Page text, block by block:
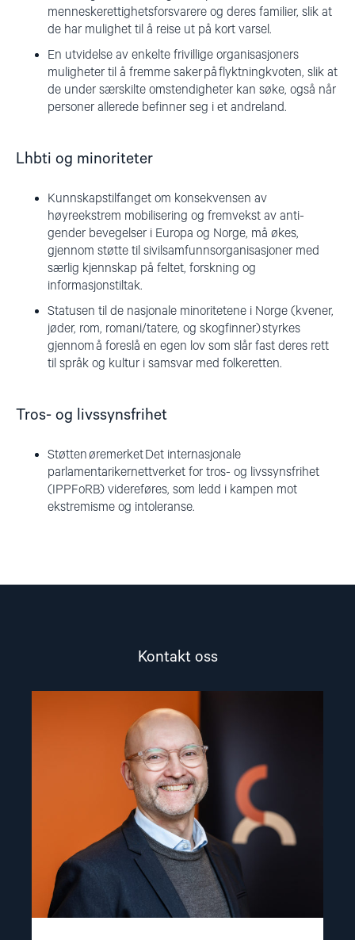
menneskerettighetsforsvarere og deres familier, slik at
de har mulighet til å reise ut på kort varsel.
En utvidelse av enkelte frivillige organisasjoners
muligheter til å fremme saker på flyktningkvoten, slik at
de under særskilte omstendigheter kan søke, også når
personer allerede befinner seg i et andreland.
Lhbti og minoriteter
Kunnskapstilfanget om konsekvensen av
høyreekstrem mobilisering og fremvekst av anti-
gender bevegelser i Europa og Norge, må økes,
gjennom støtte til sivilsamfunnsorganisasjoner med
særlig kjennskap på feltet, forskning og
informasjonstiltak.
Statusen til de nasjonale minoritetene i Norge (kvener,
jøder, rom, romani/tatere, og skogfinner) styrkes
gjennom å foreslå en egen lov som slår fast deres rett
til språk og kultur i samsvar med folkeretten.
Tros- og livssynsfrihet
Støtten øremerket Det internasjonale
parlamentarikernettverket for tros- og livssynsfrihet
(IPPFoRB) videreføres, som ledd i kampen mot
ekstremisme og intoleranse.
Kontakt oss
article
"Dag
Fedøy"